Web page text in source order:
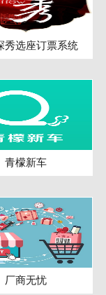
秀选座订票系统
青檬新车
厂商无忧